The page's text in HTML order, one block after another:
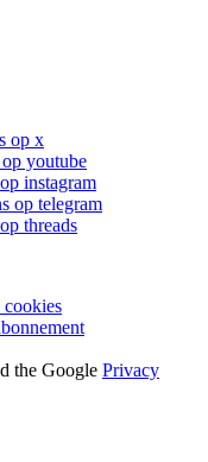
op x
youtube
instagram
op telegram
threads
the Google Privacy